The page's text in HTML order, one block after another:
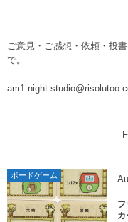
ご意見・ご感想・依頼・投
で。
am1-night-
ボードゲーム
カ